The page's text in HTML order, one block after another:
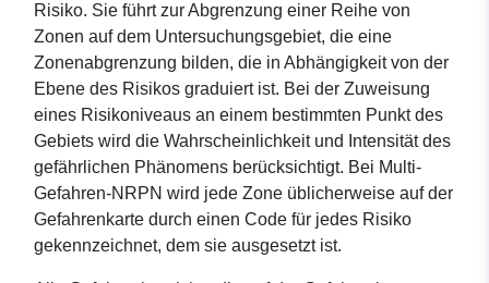
Risiko. Sie führt zur Abgrenzung einer Reihe von
Zonen auf dem Untersuchungsgebiet, die eine
Zonenabgrenzung bilden, die in Abhängigkeit von der
Ebene des Risikos graduiert ist. Bei der Zuweisung
eines Risikoniveaus an einem bestimmten Punkt des
Gebiets wird die Wahrscheinlichkeit und Intensität des
gefährlichen Phänomens berücksichtigt. Bei Multi-
Gefahren-NRPN wird jede Zone üblicherweise auf der
Gefahrenkarte durch einen Code für jedes Risiko
gekennzeichnet, dem sie ausgesetzt ist.